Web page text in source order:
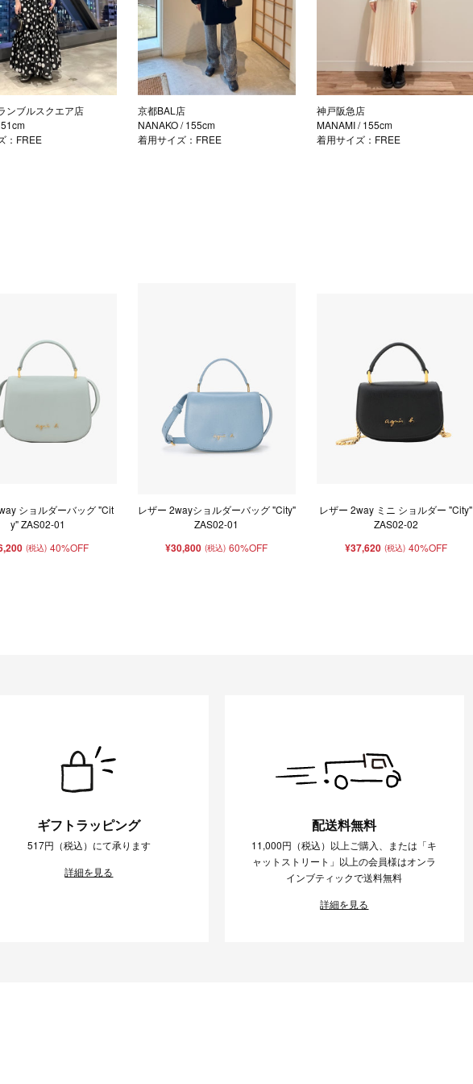
ンブルスクエア店
：FREE
京都BAL店
NANAKO/ 155cm
着用サイズ：FREE
神戸阪急店
MANAMI/ 155cm
着用サイズ：FREE
ショルダーバッグ "Cit
y" ZAS02-01
(税込) 40%OFF
レザー 2wayショルダーバッグ "City"
ZAS02-01
¥30,800 (税込) 60%OFF
レザー 2way ミニ ショルダー "City"
ZAS02-02
¥37,620 (税込) 40%OFF
ギフトラッピング
517円（税込）にて承ります
詳細を見る
配送料無料
11,000円（税込）以上ご購入、または「キ
ャットストリート」以上の会員様はオンラ
インブティックで送料無料
詳細を見る